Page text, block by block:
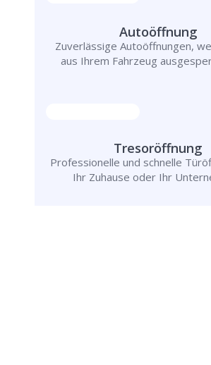
Autoöffnung
Zuverlässige Autoöffnungen,
aus Ihrem Fahrzeug
Tresoröffnung
Professionelle und schnelle
Ihr Zuhause oder Ihr